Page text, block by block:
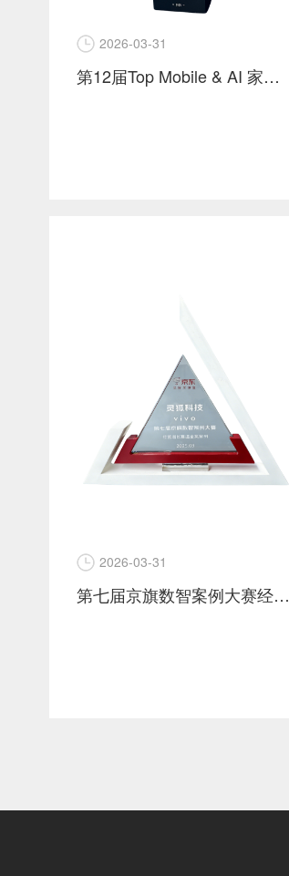
2026-03-31
第12届Top Mobile & AI 家电类 铜奖 京东 x 小米 x 灵狐
2026-03-31
第七届京旗数智案例大赛经营增长赛道金奖案例-vivo